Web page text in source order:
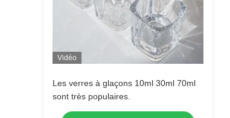
Vidéo
Les verres à glaçons 10ml 30ml 70ml
sont très populaires.